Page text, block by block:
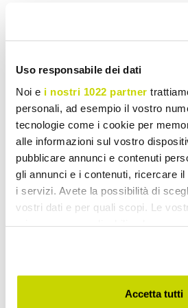
Uso responsabile dei dati
Noi e i nostri 1022 partner
personali, ad esempio il vostro
tecnologie come i cookie per
alle informazioni sul vostro
pubblicare annunci e contenuti
gli annunci e i contenuti, ricercare
i servizi. Avete la possibilità di
vostri dati e per quali scopi. Le
modificare o revocare il proprio
momento dalla Dichiarazione sui
sull'icona di attivazione della privacy.
Accetta tutti
Pour écrire un commentaire,
identifier.
Ajouter à ma liste d'envies
Imprimer
Partager
Bougies